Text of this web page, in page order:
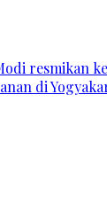
resmikan
di